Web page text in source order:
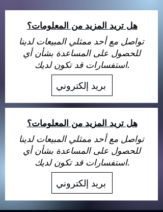
هل تريد المزيد من المعلومات؟
تواصل مع أحد ممثلي المبيعات لدينا
للحصول على المساعدة بشأن أي
استفسارات قد تكون لديك.
بريد إلكتروني
هل تريد المزيد من المعلومات؟
تواصل مع أحد ممثلي المبيعات لدينا
للحصول على المساعدة بشأن أي
استفسارات قد تكون لديك.
بريد إلكتروني